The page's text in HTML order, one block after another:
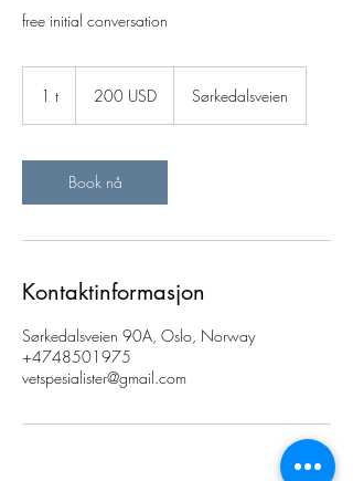
free initial conversation
1 t
dollar200 USD Sørkedalsveien
Book nå
Kontaktinformasjon
Sørkedalsveien 90A, Oslo, Norway
+4748501975
vetspesialister@gmail.com